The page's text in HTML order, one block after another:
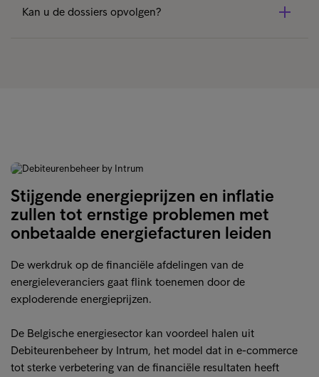
betaling vlot te regelen. Gaande van e-mails en sms’en
Kan u de dossiers opvolgen?
Stijgende energieprijzen en inflatie
zullen tot ernstige problemen met
onbetaalde energiefacturen leiden
De werkdruk op de financiële afdelingen van de
energieleveranciers gaat flink toenemen door de
exploderende energieprijzen.
De Belgische energiesector kan voordeel halen uit
Debiteurenbeheer by Intrum, het model dat in e-commerce
tot sterke verbetering van de financiële resultaten heeft